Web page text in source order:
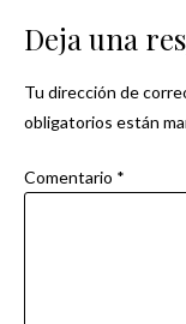
Deja una
Tu dirección de
obligatorios están
Comentario *